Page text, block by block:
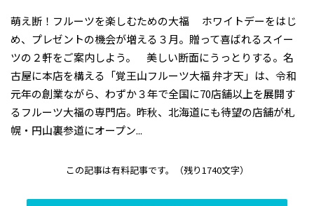
萌え断！フルーツを楽しむための大福 ホワイトデーをはじ
め、プレゼントの機会が増える３月。贈って喜ばれるスイー
ツの２軒をご案内しよう。 美しい断面にうっとりする。名
古屋に本店を構える「覚王山フルーツ大福 弁才天」は、令和
元年の創業ながら、わずか３年で全国に70店舗以上を展開す
るフルーツ大福の専門店。昨秋、北海道にも待望の店舗が札
幌・円山裏参道にオープン...
この記事は有料記事です。 （残り1740文字）